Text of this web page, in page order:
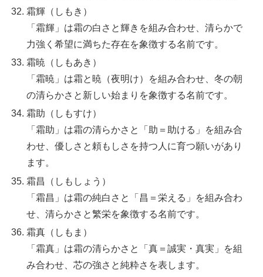
霜輝（しもき）
「霜輝」は霜の白さと輝きを組み合わせ、清らかで
力強く希望に満ちた存在を象徴する名前です。
霜暁（しもあき）
「霜暁」は霜と暁（夜明け）を組み合わせ、冬の朝
の清らかさと新しい始まりを象徴する名前です。
霜助（しもすけ）
「霜助」は霜の清らかさと「助＝助ける」を組み合
わせ、優しさと頼もしさを持つ人に育つ願いがあり
ます。
霜昌（しもしょう）
「霜昌」は霜の純白さと「昌＝栄える」を組み合わ
せ、清らかさと繁栄を象徴する名前です。
霜真（しもま）
「霜真」は霜の清らかさと「真＝誠実・真実」を組
み合わせ、芯の強さと純粋さを表します。